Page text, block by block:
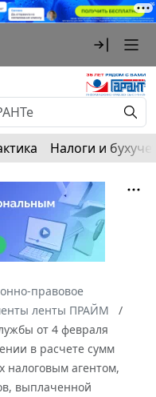
Налоги и
правовое
ленты ПРАЙМ
от 4 февраля
в расчете сумм
агентом,
выплаченной